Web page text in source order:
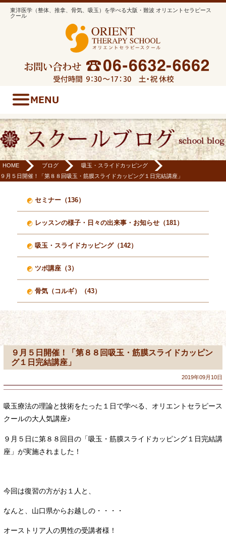
東洋医学（整体、推拿、骨気、吸玉）を学べる大阪・難波 オリエントセラピース
クール
HOME ブログ
吸玉・スライドカッピング
９月５日開催！「第８８回吸玉・筋膜スライドカッピング１日完結講座」
セミナー（136）
レッスンの様子・日々の出来事・お知らせ（181）
吸玉・スライドカッピング（142）
ツボ講座（3）
骨気（コルギ）（43）
９月５日開催！「第８８回吸玉・筋膜スライドカッピン
グ１日完結講座」
2019年09月10日
吸玉療法の理論と技術をたった１日で学べる、オリエントセラピース
クールの大人気講座♪
９月５日に第８８回目の「吸玉・筋膜スライドカッピング１日完結講
座」が実施されました！
今回は復習の方がお１人と、
なんと、山口県からお越しの・・・・
オーストリア人の男性の受講者様！